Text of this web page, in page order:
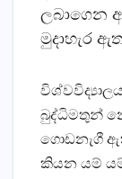
ලබාගෙන
මුදාහැර
බුද්ධිමතුන්
ගොඩනැගී
කියන යම් යම්